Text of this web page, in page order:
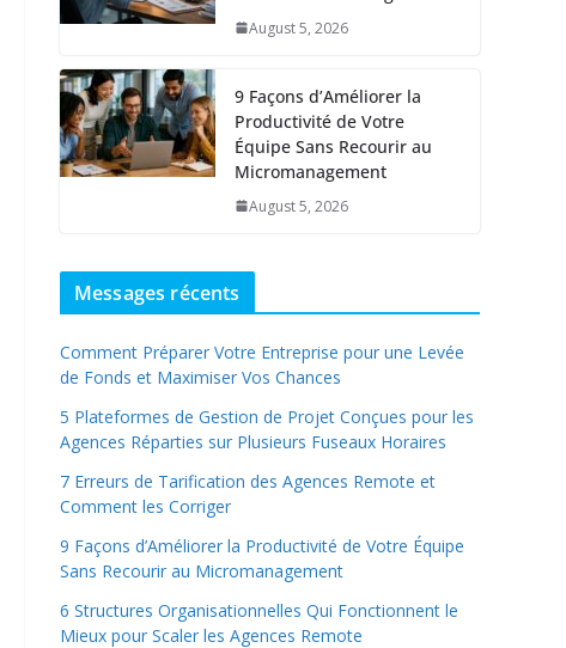
August 5, 2026
9 Façons d’Améliorer la
Productivité de Votre
Équipe Sans Recourir au
Micromanagement
August 5, 2026
Messages récents
Comment Préparer Votre Entreprise pour une Levée
de Fonds et Maximiser Vos Chances
5 Plateformes de Gestion de Projet Conçues pour les
Agences Réparties sur Plusieurs Fuseaux Horaires
7 Erreurs de Tarification des Agences Remote et
Comment les Corriger
9 Façons d’Améliorer la Productivité de Votre Équipe
Sans Recourir au Micromanagement
6 Structures Organisationnelles Qui Fonctionnent le
Mieux pour Scaler les Agences Remote